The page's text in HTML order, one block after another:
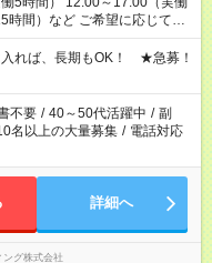
希望に応じて、
に担当へ相談ください！
れば、長期もOK！ ★急募！
不要 / 40～50代活躍中 / 副
名以上の大量募集 / 電話対応
詳細へ
ング株式会社